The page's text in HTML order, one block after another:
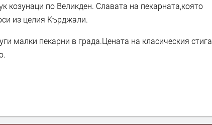
козунаци по Великден. Славата на пекарната,която
из целия Кърджали.
малки пекарни в града.Цената на класическия стига